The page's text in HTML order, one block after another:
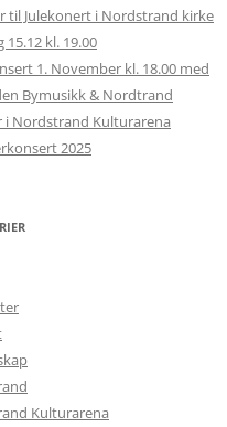
til Julekonert i Nordstrand kirke
15.12 kl. 19.00
1. November kl. 18.00 med
Bymusikk & Nordtrand
i Nordstrand Kulturarena
2025
Kulturarena